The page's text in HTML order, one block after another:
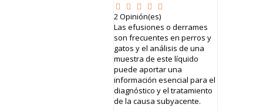
2Opinión(es)
Las efusiones o derrames
son frecuentes en perros y
gatos y el análisis de una
muestra de este líquido
puede aportar una
información esencial para el
diagnóstico y el tratamiento
de la causa subyacente.